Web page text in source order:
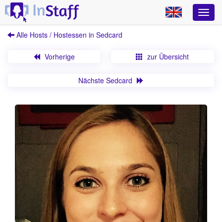
Alle Hosts / Hostessen in Sedcard
Vorherige zur Übersicht
Nächste Sedcard